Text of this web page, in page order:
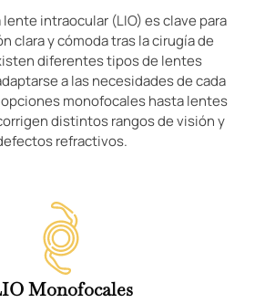
intraocular (LIO) es clave para
clara y cómoda tras la cirugía de
diferentes tipos de lentes
a las necesidades de cada
monofocales hasta lentes
distintos rangos de visión y
refractivos.
Monofocales